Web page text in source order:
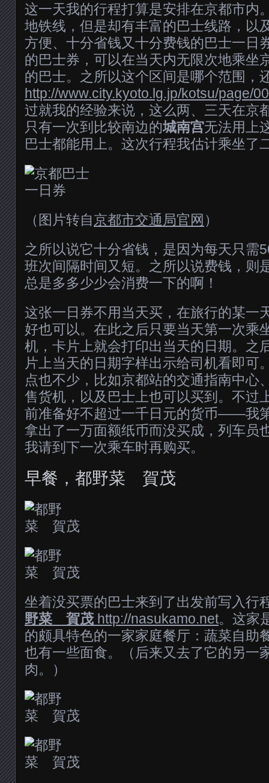
这一天我的行程打算是安排在京都市内
地铁线，但是却有丰富的巴士线路，以
方便、十分省钱又十分费钱的巴士一日
的巴士券，可以在当天内无限次地乘坐
的巴士。之所以这个区间是哪个范围，
http://www.city.kyoto.lg.jp/kotsu/page/
过就我的经验来说，这么两、三天在京
只有一次到比较南边的城南宫无法用上
巴士都能用上。这次行程我估计乘坐了
（图片转自京都市交通局官网 ）
之所以说它十分省钱，是因为每天只需
班次间隔时间又短。之所以说费钱，则
总是多多少少会消费一下的啊！
这张一日券不用当天买，在旅行的某一
好也可以。在此之后只要当天第一次乘
机，卡片上就会打印出当天的日期。之
片上当天的日期字样出示给司机看即可
点也不少，比如京都站的交通指南中心
售货机，以及巴士上也可以买到。不过
前准备好不超过一千日元的货币——我
拿出了一万面额纸币而没买成，列车员
我请到下一次乘车时再购买。
早餐，都野菜 賀茂
坐着没买票的巴士来到了出发前写入行
野菜 賀茂 http://nasukamo.net。这家
的颇具特色的一家家庭餐厅：蔬菜自助
也有一些面食。（后来又去了它的另一
肉。）